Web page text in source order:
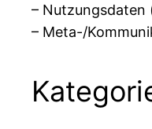
– Nutzungsdaten
– Meta-/